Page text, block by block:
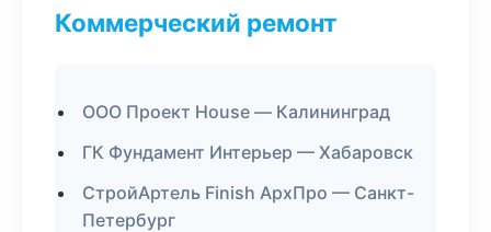
Коммерческий ремонт
ООО Проект House — Калининград
ГК Фундамент Интерьер — Хабаровск
СтройАртель Finish АрхПро — Санкт-
Петербург